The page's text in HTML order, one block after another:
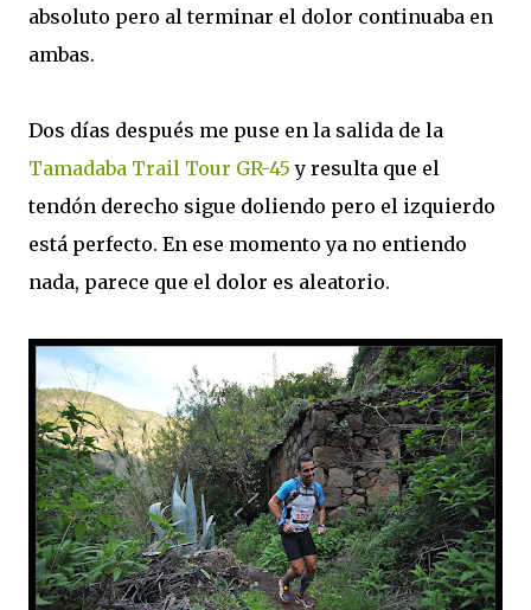
absoluto pero al terminar el dolor continuaba en
ambas.
Dos días después me puse en la salida de la
Tamadaba Trail Tour GR-45 y resulta que el
tendón derecho sigue doliendo pero el izquierdo
está perfecto. En ese momento ya no entiendo
nada, parece que el dolor es aleatorio.